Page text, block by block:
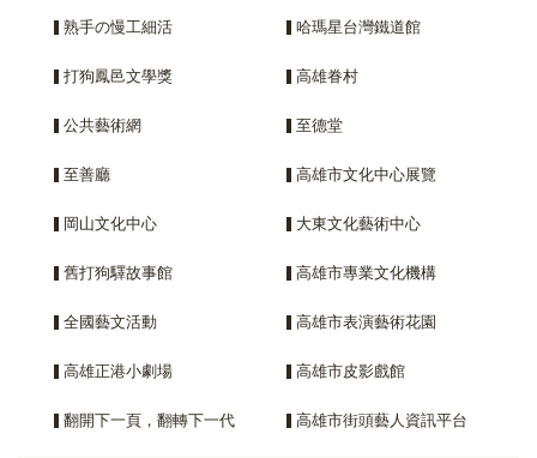
熟手の慢工細活 哈瑪星台灣鐵道館
打狗鳳邑文學獎 高雄眷村
公共藝術網 至德堂
至善廳 高雄市文化中心展覽
岡山文化中心 大東文化藝術中心
舊打狗驛故事館 高雄市專業文化機構
全國藝文活動 高雄市表演藝術花園
高雄正港小劇場 高雄市皮影戲館
翻開下一頁，翻轉下一代 高雄市街頭藝人資訊平台